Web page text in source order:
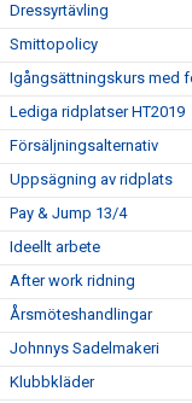
Dressyrtävling
Smittopolicy
Igångsättningskurs med
Lediga ridplatser HT2019
Försäljningsalternativ
Uppsägning av ridplats
Pay & Jump 13/4
Ideellt arbete
After work ridning
Årsmöteshandlingar
Johnnys Sadelmakeri
Klubbkläder